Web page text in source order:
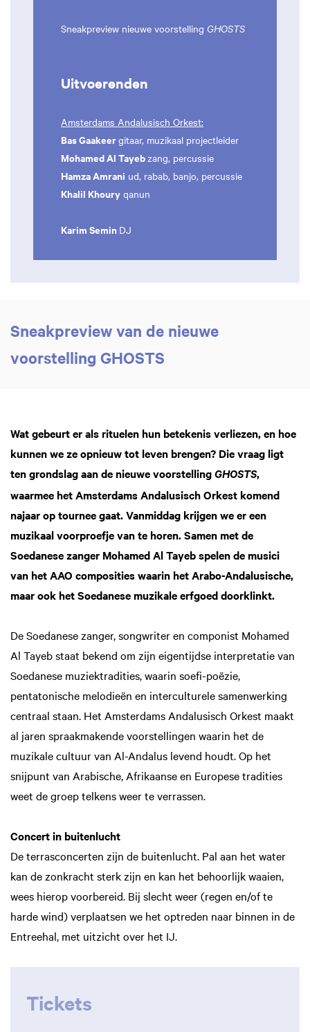
Sneakpreview nieuwe voorstelling GHOSTS
Uitvoerenden
Amsterdams Andalusisch Orkest:
Bas Gaakeergitaar, muzikaal projectleider
Mohamed Al Tayebzang, percussie
Hamza Amrani ud, rabab, banjo, percussie
Khalil Khoury qanun
Karim Semin DJ
Sneakpreview van de nieuwe
voorstelling GHOSTS
Wat gebeurt er als rituelen hun betekenis verliezen, en hoe
kunnen we ze opnieuw tot leven brengen? Die vraag ligt
ten grondslag aan de nieuwe voorstelling GHOSTS,
waarmee het Amsterdams Andalusisch Orkest komend
najaar op tournee gaat. Vanmiddag krijgen we er een
muzikaal voorproefje van te horen. Samen met de
Soedanese zanger Mohamed Al Tayeb spelen de musici
van het AAO composities waarin het Arabo-Andalusische,
maar ook het Soedanese muzikale erfgoed doorklinkt.
De Soedanese zanger, songwriter en componist Mohamed
Al Tayeb staat bekend om zijn eigentijdse interpretatie van
Soedanese muziektradities, waarin soefi-poëzie,
pentatonische melodieën en interculturele samenwerking
centraal staan. Het Amsterdams Andalusisch Orkest maakt
al jaren spraakmakende voorstellingen waarin het de
muzikale cultuur van Al-Andalus levend houdt. Op het
snijpunt van Arabische, Afrikaanse en Europese tradities
weet de groep telkens weer te verrassen.
Concert in buitenlucht
De terrasconcerten zijn de buitenlucht. Pal aan het water
kan de zonkracht sterk zijn en kan het behoorlijk waaien,
wees hierop voorbereid. Bij slecht weer (regen en/of te
harde wind) verplaatsen we het optreden naar binnen in de
Entreehal, met uitzicht over het IJ.
Tickets